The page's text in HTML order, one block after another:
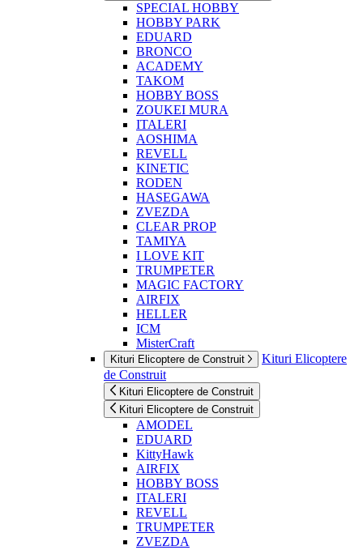
SPECIAL HOBBY
HOBBY PARK
EDUARD
BRONCO
ACADEMY
TAKOM
HOBBY BOSS
ZOUKEI MURA
ITALERI
AOSHIMA
REVELL
KINETIC
RODEN
HASEGAWA
ZVEZDA
CLEAR PROP
TAMIYA
I LOVE KIT
TRUMPETER
MAGIC FACTORY
AIRFIX
HELLER
ICM
MisterCraft
Kituri Elicoptere de Construit
Kituri Elicoptere
de Construit
Kituri Elicoptere de Construit
Kituri Elicoptere de Construit
AMODEL
EDUARD
KittyHawk
AIRFIX
HOBBY BOSS
ITALERI
REVELL
TRUMPETER
ZVEZDA